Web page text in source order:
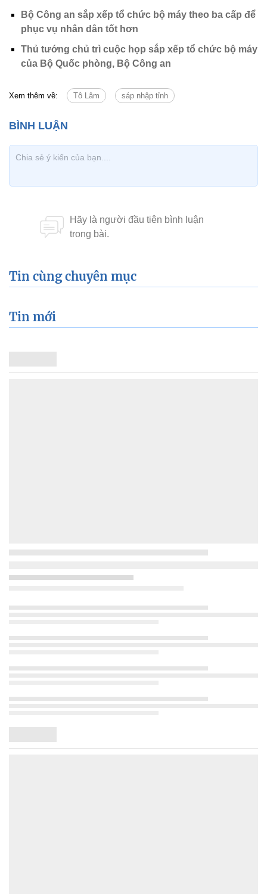
Bộ Công an sắp xếp tổ chức bộ máy theo ba cấp để
phục vụ nhân dân tốt hơn
Thủ tướng chủ trì cuộc họp sắp xếp tổ chức bộ máy
của Bộ Quốc phòng, Bộ Công an
Xem thêm về: Tô Lâm sáp nhập tỉnh
Tin cùng chuyên mục
Tin mới